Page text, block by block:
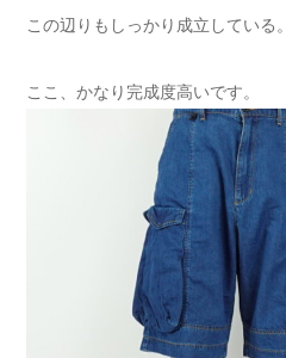
この辺りもしっかり成立している。
ここ、かなり完成度高いです。